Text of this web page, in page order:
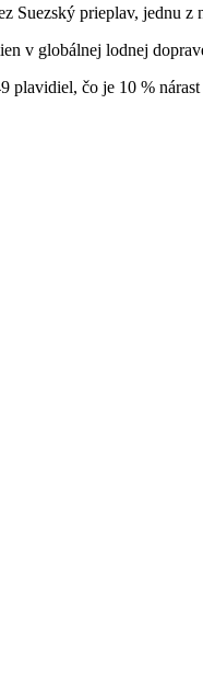
prieplav, jednu z
v globálnej lodnej
plavidiel, čo je 10 %